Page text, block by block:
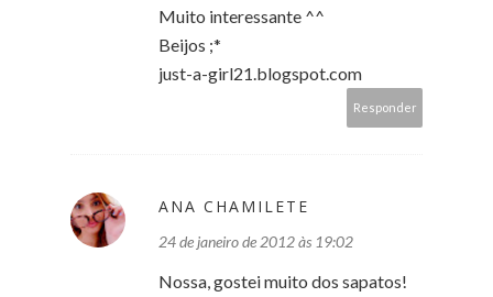
Muito interessante ^^
Beijos ;*
just-a-girl21.blogspot.com
Responder
ANA CHAMILETE
24 de janeiro de 2012 às 19:02
Nossa, gostei muito dos sapatos!